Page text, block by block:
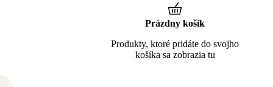
Prázdny košík
Produkty, ktoré pridáte do svojho
košíka sa zobrazia tu